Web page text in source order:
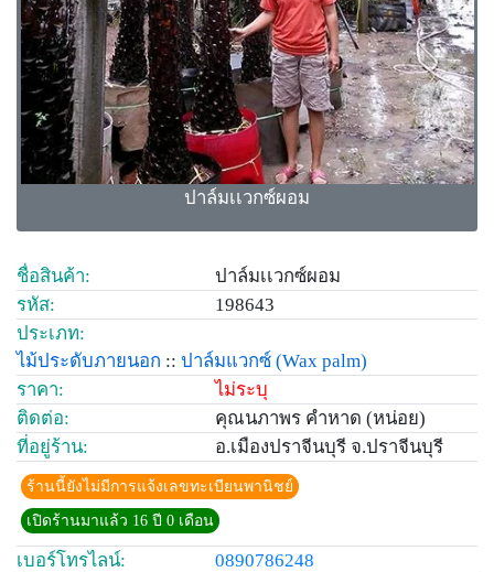
ปาล์มเเวกซ์ผอม
ชื่อสินค้า:
ปาล์มเเวกซ์ผอม
รหัส:
198643
ประเภท:
ไม้ประดับภายนอก :: ปาล์มแวกซ์ (Wax palm)
ราคา:
ไม่ระบุ
ติดต่อ:
คุณนภาพร คำหาด (หน่อย)
ที่อยู่ร้าน:
อ.เมืองปราจีนบุรี จ.ปราจีนบุรี
ร้านนี้ยังไม่มีการแจ้งเลขทะเบียนพานิชย์
เปิดร้านมาแล้ว 16 ปี 0 เดือน
เบอร์โทรไลน์:
0890786248